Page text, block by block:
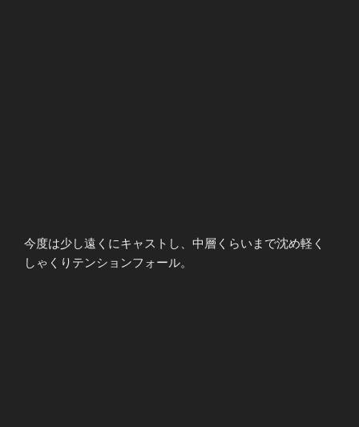
今度は少し遠くにキャストし、中層くらいまで沈め軽く
しゃくりテンションフォール。